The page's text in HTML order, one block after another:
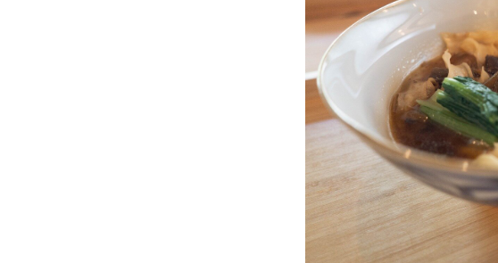
# カフェ # ランチ # スイーツ
# テイクアウト # パン # コー